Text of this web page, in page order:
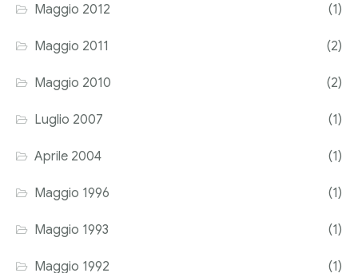
Maggio 2012 (1)
Maggio 2011 (2)
Maggio 2010 (2)
Luglio 2007 (1)
Aprile 2004 (1)
Maggio 1996 (1)
Maggio 1993 (1)
Maggio 1992 (1)